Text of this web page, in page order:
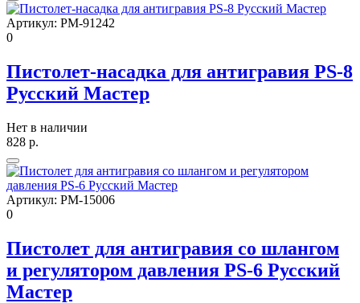
Артикул: РМ-91242
0
Пистолет-насадка для антигравия PS-8
Русский Мастер
Нет в наличии
828 р.
Артикул: РМ-15006
0
Пистолет для антигравия со шлангом
и регулятором давления PS-6 Русский
Мастер